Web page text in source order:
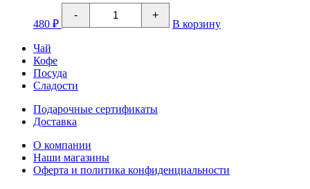
480 ₽
-
Количество
товара
Пуэр
+
В корзину
Чай
Кофе
Посуда
Сладости
Подарочные сертификаты
Доставка
О компании
Наши магазины
Оферта и политика конфиденциальности